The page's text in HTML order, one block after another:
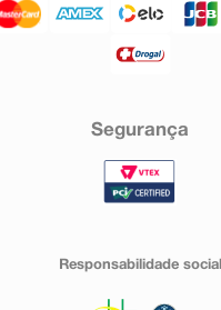
Segurança
Responsabilidade social